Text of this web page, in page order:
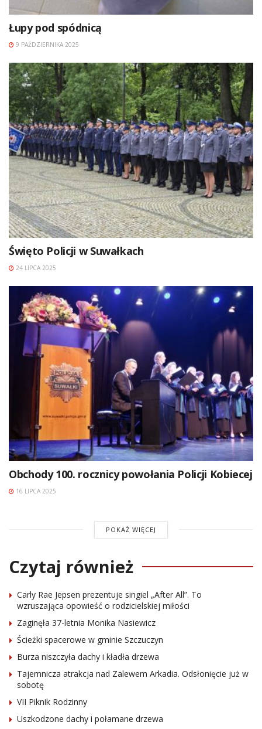
Łupy pod spódnicą
9 PAŹDZIERNIKA 2025
Święto Policji w Suwałkach
24 LIPCA 2025
Obchody 100. rocznicy powołania Policji Kobiecej
16 LIPCA 2025
POKAŻ WIĘCEJ
Czytaj również
Carly Rae Jepsen prezentuje singiel „After All”. To
wzruszająca opowieść o rodzicielskiej miłości
Zaginęła 37-letnia Monika Nasiewicz
Ścieżki spacerowe w gminie Szczuczyn
Burza niszczyła dachy i kładła drzewa
Tajemnicza atrakcja nad Zalewem Arkadia. Odsłonięcie już w
sobotę
VII Piknik Rodzinny
Uszkodzone dachy i połamane drzewa